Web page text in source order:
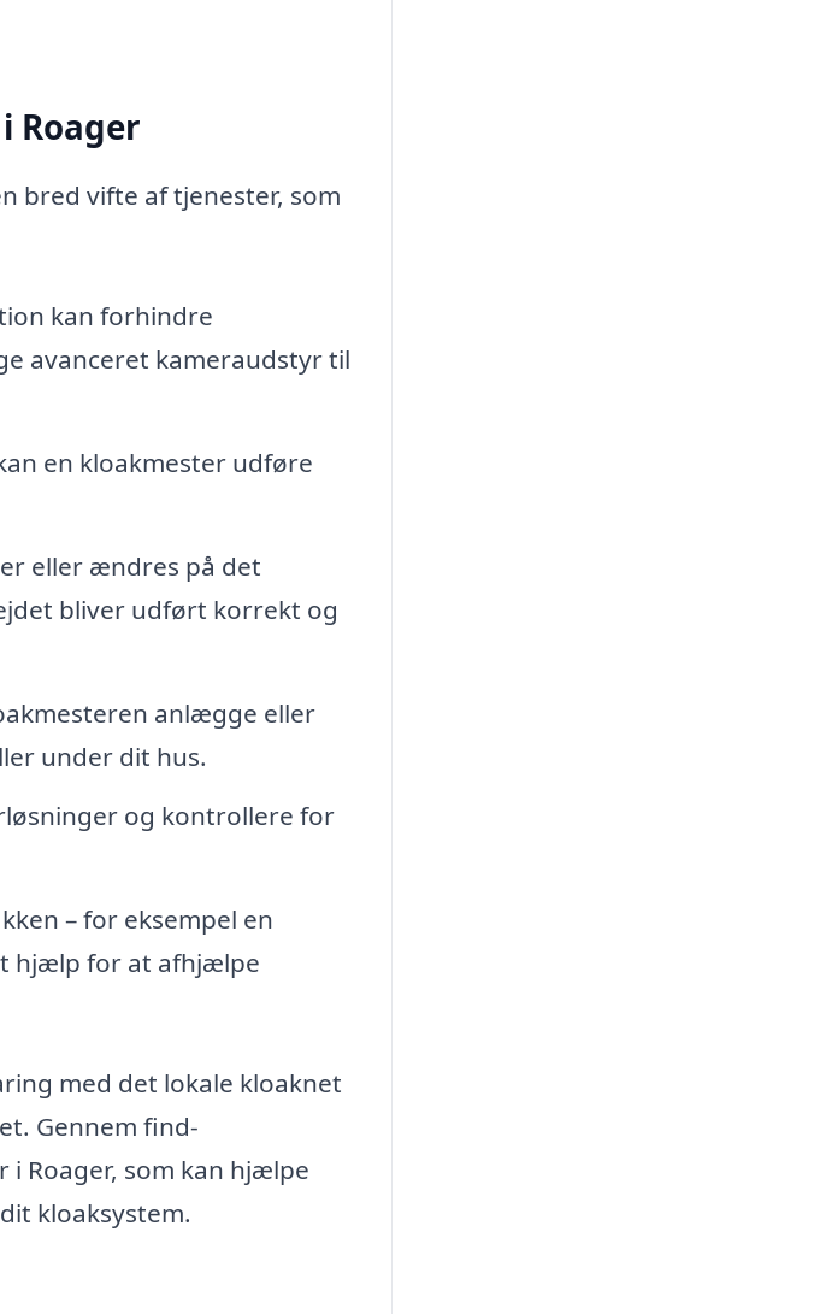
Roager
bred vifte af tjenester, som
kan forhindre
avanceret kameraudstyr til
en kloakmester udføre
eller ændres på det
bliver udført korrekt og
anlægge eller
under dit hus.
og kontrollere for
– for eksempel en
hjælp for at afhjælpe
med det lokale kloaknet
Gennem find-
i Roager, som kan hjælpe
kloaksystem.